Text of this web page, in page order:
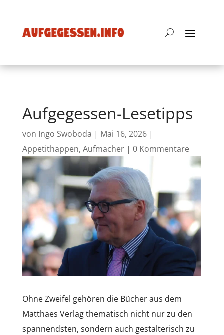
Aufgegessen-Lesetipps
von Ingo Swoboda | Mai 16, 2026|
Appetithappen, Aufmacher| 0 Kommentare
Ohne Zweifel gehören die Bücher aus dem
Matthaes Verlag thematisch nicht nur zu den
spannendsten, sondern auch gestalterisch zu